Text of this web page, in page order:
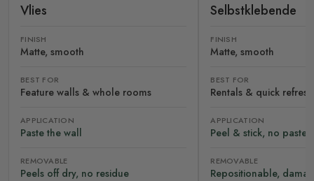
Vlies
FINISH
Matte, smooth
BEST FOR
Feature walls & whole rooms
APPLICATION
Paste the wall
REMOVABLE
Peels off dry, no residue
Selbstklebende
FINISH
Matte, smooth
BEST FOR
Rentals & quick
APPLICATION
Peel & stick, no paste
REMOVABLE
Repositionable,